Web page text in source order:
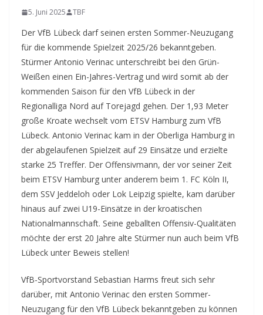
5. Juni 2025 TBF
Der VfB Lübeck darf seinen ersten Sommer-Neuzugang
für die kommende Spielzeit 2025/26 bekanntgeben.
Stürmer Antonio Verinac unterschreibt bei den Grün-
Weißen einen Ein-Jahres-Vertrag und wird somit ab der
kommenden Saison für den VfB Lübeck in der
Regionalliga Nord auf Torejagd gehen. Der 1,93 Meter
große Kroate wechselt vom ETSV Hamburg zum VfB
Lübeck. Antonio Verinac kam in der Oberliga Hamburg in
der abgelaufenen Spielzeit auf 29 Einsätze und erzielte
starke 25 Treffer. Der Offensivmann, der vor seiner Zeit
beim ETSV Hamburg unter anderem beim 1. FC Köln II,
dem SSV Jeddeloh oder Lok Leipzig spielte, kam darüber
hinaus auf zwei U19-Einsätze in der kroatischen
Nationalmannschaft. Seine geballten Offensiv-Qualitäten
möchte der erst 20 Jahre alte Stürmer nun auch beim VfB
Lübeck unter Beweis stellen!
VfB-Sportvorstand Sebastian Harms freut sich sehr
darüber, mit Antonio Verinac den ersten Sommer-
Neuzugang für den VfB Lübeck bekanntgeben zu können